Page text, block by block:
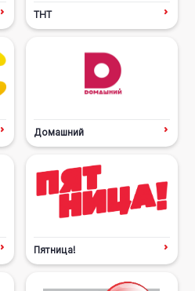
ТНТ
Домашний
Пятница!